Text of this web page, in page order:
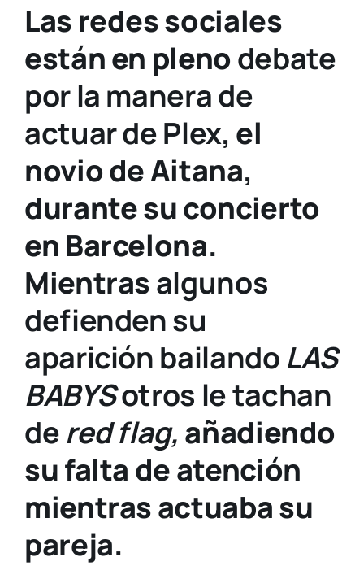
Las redes sociales
están en plenodebate
por la manera de
actuar de Plex, el
novio de Aitana,
durante su concierto
en Barcelona.
Mientrasalgunos
defienden su
aparición bailando LAS
BABYSotros le tachan
dered flag, añadiendo
su falta de atención
mientras actuaba su
pareja.